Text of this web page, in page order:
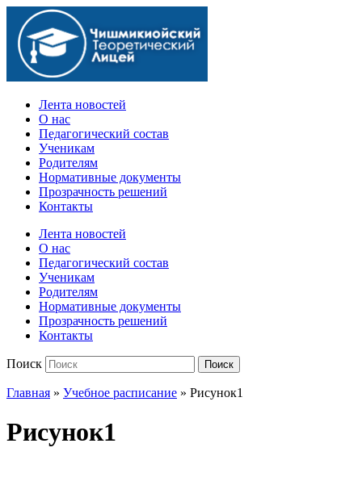
Официальный сайт учебного заведения
Лента новостей
О нас
Педагогический состав
Ученикам
Родителям
Нормативные документы
Прозрачность решений
Контакты
Лента новостей
О нас
Педагогический состав
Ученикам
Родителям
Нормативные документы
Прозрачность решений
Контакты
Поиск Поиск
Главная » Учебное расписание » Рисунок1
Рисунок1